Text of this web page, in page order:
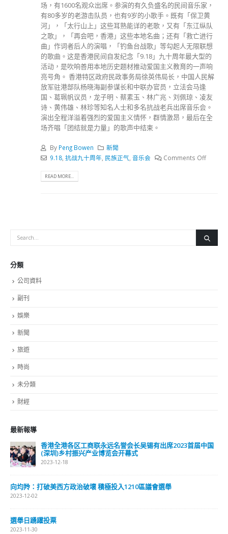
场，有1600名观众出席。参演的有久负盛名的民间音乐家，
有80多岁的老游击队员，也有9岁的小歌手。既有「保卫黄
河」，「太行山上」这些耳熟能详的老歌，又有「东江纵队
之歌」，「再会吧，香港」这些本地名曲；还有「救亡进行
曲」作词者后人的演唱，「钓鱼台战歌」等勾起人无限联想
的歌曲。这是香港民间自发纪念「9.18」九十周年最大型的
活动，是吹响善用本地历史题材推动爱国主义教育的一声响
亮号角。 香港特区政府民政事务局徐英伟局长，中国人民解
放军驻港部队杨晓海副参谋长和中联办官员，立法会马逢
国、葛珮帆议员，龙子明、蔡素玉、林广兆、刘佩琼、凌友
诗、黄伟雄、林珍等知名人士和多名抗战老兵出席音乐会。
演出全程洋溢着强烈的爱国主义情怀，群情激昂，最后在全
场齐唱「团结就是力量」的歌声中结束。
By Peng Bowen
新聞
9.18, 抗战九十周年, 民族正气 音乐会 Comments Off
READ MORE...
分類
公司資料
副刊
娛樂
新聞
旅遊
時尚
未分類
財經
最新報導
香港全港各区工商联永远名誉会长吴锡有出席2023首届中国
(深圳)乡村振兴产业博览会开幕式
2023-12-18
向均羚：打破美西方政治破壞 積極投入1210區議會選舉
2023-12-02
選舉日踴躍投票
2023-11-30